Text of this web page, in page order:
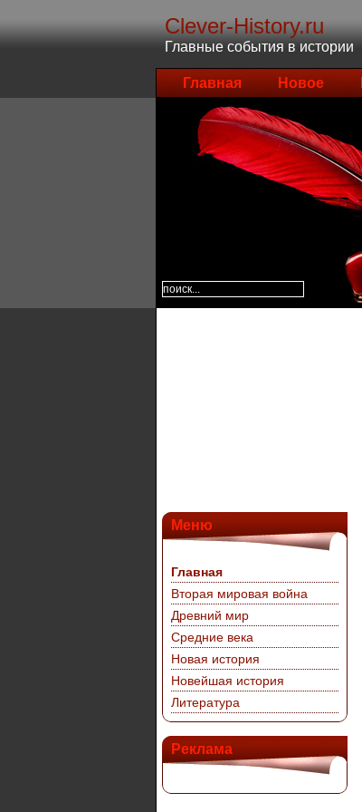
Clever-History.ru
Главные события в истории
Главная Новое
Меню
Главная
Вторая мировая война
Древний мир
Средние века
Новая история
Новейшая история
Литература
Реклама